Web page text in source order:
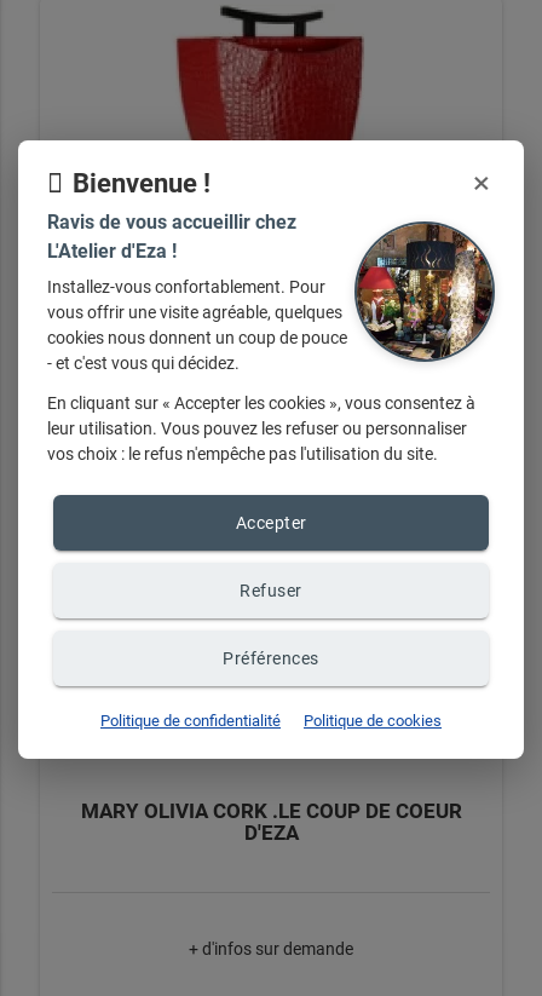
Collection Bocova
+ d'infos sur demande
MARY OLIVIA CORK .LE COUP DE COEUR
D'EZA
+ d'infos sur demande
Bienvenue ! ×
Ravis de vous accueillir chez
L'Atelier d'Eza !
Installez-vous confortablement. Pour
vous offrir une visite agréable, quelques
cookies nous donnent un coup de pouce
- et c'est vous qui décidez.
En cliquant sur « Accepter les cookies », vous consentez à
leur utilisation. Vous pouvez les refuser ou personnaliser
vos choix : le refus n'empêche pas l'utilisation du site.
Accepter
Refuser
Préférences
Politique de confidentialité Politique de cookies